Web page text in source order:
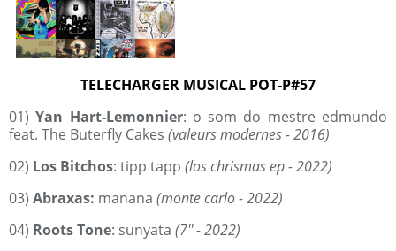
TELECHARGER MUSICAL POT-P#57
01) Yan Hart-Lemonnier: o som do mestre edmundo
feat. The Buterfly Cakes (valeurs modernes - 2016)
02) Los Bitchos: tipp tapp (los chrismas ep - 2022)
03) Abraxas: manana (monte carlo - 2022)
04) Roots Tone: sunyata (7'' - 2022)